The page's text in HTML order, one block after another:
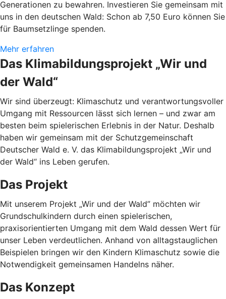
Generationen zu bewahren. Investieren Sie gemeinsam mit
uns in den deutschen Wald: Schon ab 7,50 Euro können Sie
für Baumsetzlinge spenden.
Mehr erfahren
Das Klimabildungsprojekt „Wir und
der Wald“
Wir sind überzeugt: Klimaschutz und verantwortungsvoller
Umgang mit Ressourcen lässt sich lernen – und zwar am
besten beim spielerischen Erlebnis in der Natur. Deshalb
haben wir gemeinsam mit der Schutzgemeinschaft
Deutscher Wald e. V. das Klimabildungsprojekt „Wir und
der Wald“ ins Leben gerufen.
Das Projekt
Mit unserem Projekt „Wir und der Wald” möchten wir
Grundschulkindern durch einen spielerischen,
praxisorientierten Umgang mit dem Wald dessen Wert für
unser Leben verdeutlichen. Anhand von alltagstauglichen
Beispielen bringen wir den Kindern Klimaschutz sowie die
Notwendigkeit gemeinsamen Handelns näher.
Das Konzept